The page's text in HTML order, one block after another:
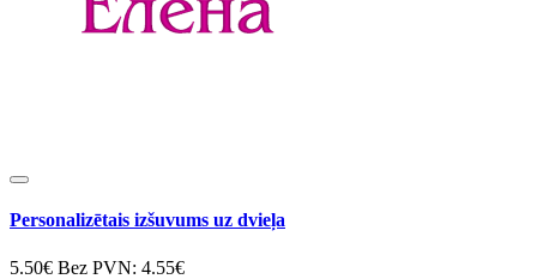
Personalizētais izšuvums uz dvieļa
5.50€ Bez PVN: 4.55€